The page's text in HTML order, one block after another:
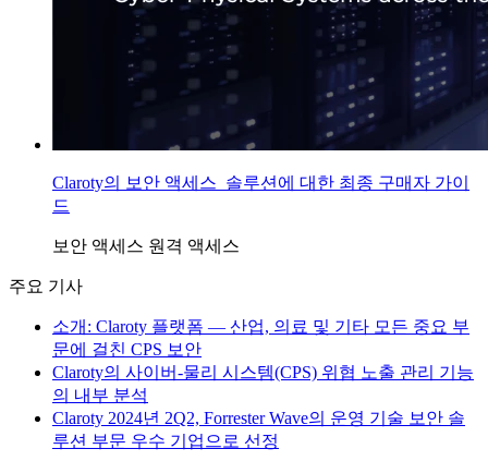
Claroty의 보안 액세스 솔루션에 대한 최종 구매자 가이
드
보안 액세스 원격 액세스
주요 기사
소개: Claroty 플랫폼 — 산업, 의료 및 기타 모든 중요 부
문에 걸친 CPS 보안
Claroty의 사이버-물리 시스템(CPS) 위협 노출 관리 기능
의 내부 분석
Claroty 2024년 2Q2, Forrester Wave의 운영 기술 보안 솔
루션 부문 우수 기업으로 선정